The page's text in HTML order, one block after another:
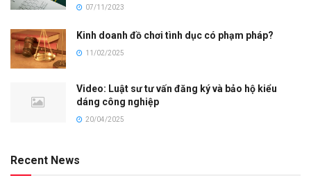
07/11/2023
Kinh doanh đồ chơi tình dục có phạm pháp?
11/02/2025
Video: Luật sư tư vấn đăng ký và bảo hộ kiểu
dáng công nghiệp
20/04/2025
Recent News